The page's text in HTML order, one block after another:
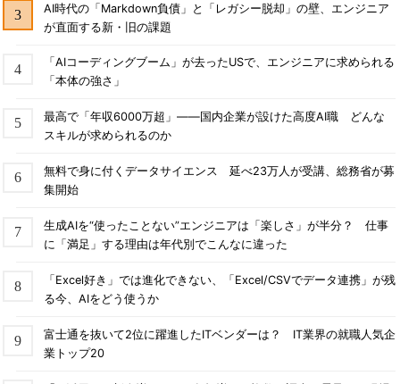
AI時代の「Markdown負債」と「レガシー脱却」の壁、エンジニア
が直面する新・旧の課題
「AIコーディングブーム」が去ったUSで、エンジニアに求められる
「本体の強さ」
最高で「年収6000万超」――国内企業が設けた高度AI職 どんな
スキルが求められるのか
無料で身に付くデータサイエンス 延べ23万人が受講、総務省が募
集開始
生成AIを“使ったことない”エンジニアは「楽しさ」が半分？ 仕事
に「満足」する理由は年代別でこんなに違った
「Excel好き」では進化できない、「Excel/CSVでデータ連携」が残
る今、AIをどう使うか
富士通を抜いて2位に躍進したITベンダーは？ IT業界の就職人気企
業トップ20